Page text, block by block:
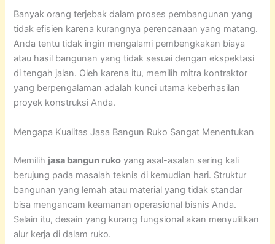
Banyak orang terjebak dalam proses pembangunan yang
tidak efisien karena kurangnya perencanaan yang matang.
Anda tentu tidak ingin mengalami pembengkakan biaya
atau hasil bangunan yang tidak sesuai dengan ekspektasi
di tengah jalan. Oleh karena itu, memilih mitra kontraktor
yang berpengalaman adalah kunci utama keberhasilan
proyek konstruksi Anda.
Mengapa Kualitas Jasa Bangun Ruko Sangat Menentukan
Memilih jasa bangun ruko yang asal-asalan sering kali
berujung pada masalah teknis di kemudian hari. Struktur
bangunan yang lemah atau material yang tidak standar
bisa mengancam keamanan operasional bisnis Anda.
Selain itu, desain yang kurang fungsional akan menyulitkan
alur kerja di dalam ruko.